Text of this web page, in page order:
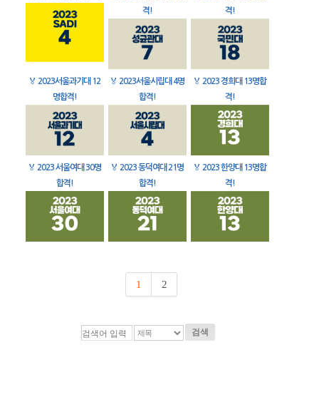
격!
격!
🏅 2023서울과기대 12
명합격!
🏅 2023서울시립대 4명
합격!
🏅 2023 경희대 13명합
격!
🏅 2023 서울여대 30명
합격!
🏅 2023 동덕여대 21명
합격!
🏅 2023 한양대 13명합
격!
1 2
검색